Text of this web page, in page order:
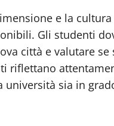
e la
Gli studenti
città e valutare
riflettano
sia in